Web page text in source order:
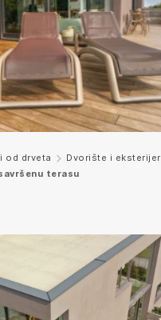
od drveta
Dvorište i eksterijer
terasu